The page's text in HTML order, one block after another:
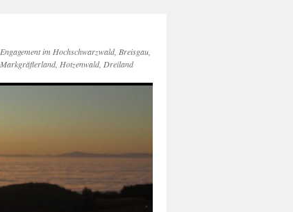
Engagement im Hochschwarzwald, Breisgau,
Markgräflerland, Hotzenwald, Dreiland